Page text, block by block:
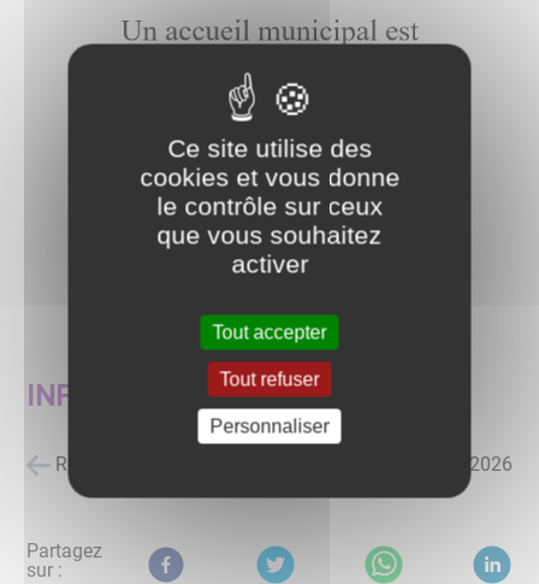
INFO ECOLES
Retour à la liste des actualités 25/06/2026
Partagez
sur :
Ce site utilise des
cookies et vous donne
le contrôle sur ceux
que vous souhaitez
activer
Tout accepter
Tout refuser
Personnaliser